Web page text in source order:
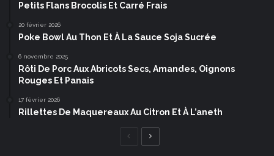
Petits Flans Brocolis Et Carré Frais
20 février 2026
Poke Bowl Au Thon Et À La Sauce Soja Sucrée
6 novembre 2025
Rôti De Porc Aux Abricots Secs, Amandes, Oignons
Rouges Et Panais
17 février 2026
Rillettes De Maquereaux Au Citron Et À L’aneth
Page